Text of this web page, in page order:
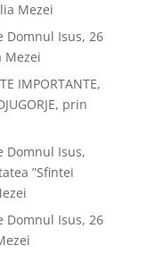
Mezei
Domnul Isus, 26
Mezei
IMPORTANTE,
prin
Domnul Isus,
”Sfintei
Domnul Isus, 26